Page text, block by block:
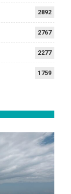
2892
2767
2277
1759